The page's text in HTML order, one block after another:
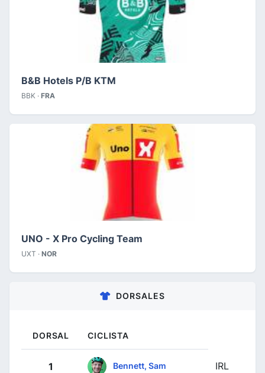
B&B Hotels P/B KTM
BBK · FRA
UNO - X Pro Cycling Team
UXT · NOR
DORSALES
DORSAL CICLISTA
1 Bennett, Sam IRL